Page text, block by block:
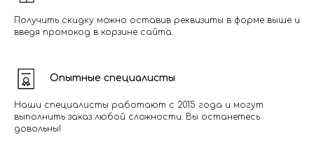
Получить скидку можно оставив реквизиты в форме выше и
введя промокод в корзине сайта.
Опытные специалисты
Наши специалисты работают с 2015 года и могут
выполнить заказ любой сложности. Вы останетесь
довольны!